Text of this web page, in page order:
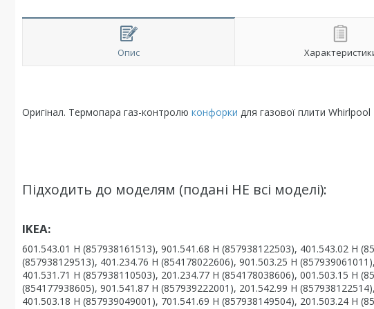
Опис
Оригінал. Термопара газ-контролю конфорки для газової плити
Підходить до моделям (подані НЕ всі моделі):
IKEA:
601.543.01 H (857938161513), 901.541.68 H (857938122503), 401.543.02 H
(857938129513), 401.234.76 H (854178022606), 901.503.25 H
401.531.71 H (857938110503), 201.234.77 H (854178038606), 001.503.15 H
(854177938605), 901.541.87 H (857939222001), 201.542.99 H
401.503.18 H (857939049001), 701.541.69 H (857938149504), 201.503.24 H